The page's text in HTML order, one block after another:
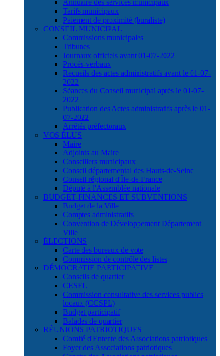
Annuaire des services municipaux
Tarifs municipaux
Paiement de proximité (buraliste)
CONSEIL MUNICIPAL
Commissions municipales
Tribunes
Journaux officiels avant 01-07-2022
Procès-verbaux
Recueils des actes administratifs avant le 01-07-
2022
Séances du Conseil municipal après le 01-07-
2022
Publication des Actes administratifs après le 01-
07-2022
Arrêtés préfectoraux
VOS ÉLUS
Maire
Adjoints au Maire
Conseillers municipaux
Conseil départemental des Hauts-de-Seine
Conseil régional d'Île-de-France
Député à l'Assemblée nationale
BUDGET-FINANCES ET SUBVENTIONS
Budget de la Ville
Comptes administratifs
Convention de Développement Département
Ville
ÉLECTIONS
Carte des bureaux de vote
Commission de contrôle des listes
DÉMOCRATIE PARTICIPATIVE
Conseils de quartier
CESEL
Commission consultative des services publics
locaux (CCSPL)
Budget participatif
Balades de quartier
RÉUNIONS PATRIOTIQUES
Comité d'Entente des Associations patriotiques
Foyer des Associations patriotiques